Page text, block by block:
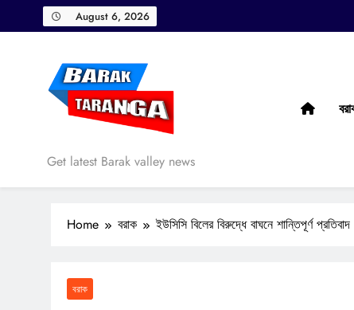
to
August 6, 2026
Barak Taranga
Get latest Barak valley news
Home বরাক ইউসিসি বিলের বিরুদ্ধে বাঘনে শান্তিপূর্ণ প্রতিবাদ
বরাক